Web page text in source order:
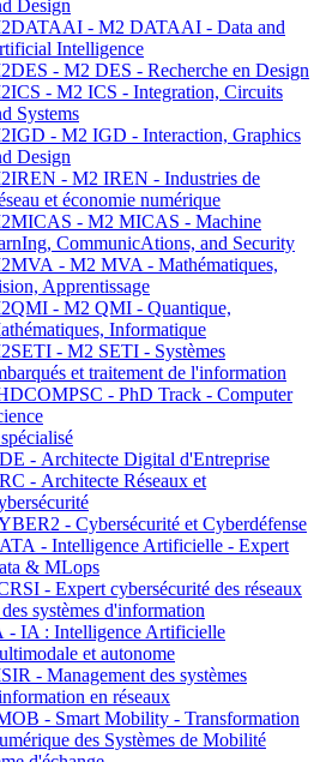
Design
- M2 DATAAI - Data and
Intelligence
- M2 DES - Recherche en Design
- M2 ICS - Integration, Circuits
Systems
- M2 IGD - Interaction, Graphics
Design
- M2 IREN - Industries de
et économie numérique
- M2 MICAS - Machine
CommunicAtions, and Security
- M2 MVA - Mathématiques,
Apprentissage
- M2 QMI - Quantique,
Informatique
- M2 SETI - Systèmes
et traitement de l'information
- PhD Track - Computer
- Architecte Digital d'Entreprise
- Architecte Réseaux et
- Cybersécurité et Cyberdéfense
- Intelligence Artificielle - Expert
& MLops
- Expert cybersécurité des réseaux
systèmes d'information
- IA : Intelligence Artificielle
et autonome
- Management des systèmes
en réseaux
- Smart Mobility - Transformation
des Systèmes de Mobilité